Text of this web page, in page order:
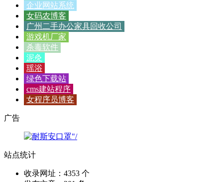
企业网站系统
女码农博客
广州二手办公家具回收公司
游戏机厂家
杀毒软件
泥灸
瑶浴
绿色下载站
cms建站程序
女程序员博客
广告
站点统计
收录网址：4353 个